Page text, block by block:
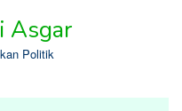
Asgar
Politik